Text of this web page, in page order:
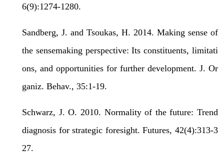
6(9):1274-1280.
Sandberg, J. and Tsoukas, H. 2014. Making sense of
the sensemaking perspective: Its constituents, limitati
ons, and opportunities for further development. J. Or
ganiz. Behav., 35:1-19.
Schwarz, J. O. 2010. Normality of the future: Trend
diagnosis for strategic foresight. Futures, 42(4):313-3
27.